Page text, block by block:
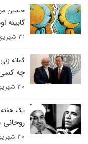
حسین
کابینه
۳۱ شهریور ۱۳۹۲
گمانه زنی
چه کسی
۳۰ شهریور ۱۳۹۲
یک
۳۰ شهریور ۱۳۹۲